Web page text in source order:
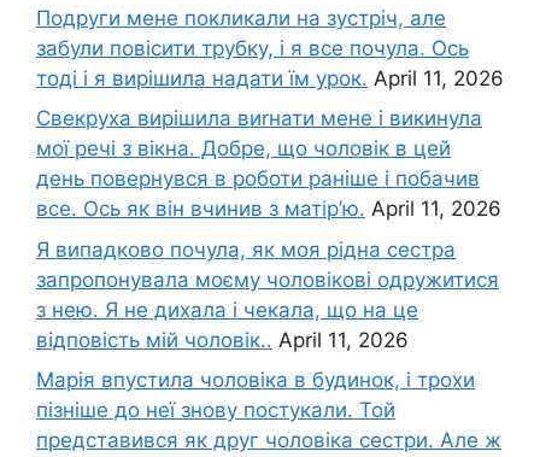
Подруги мене покликали на зустріч, але
забули повісити трубку, і я все почула. Ось
тоді і я вирішила надати їм урок. April 11, 2026
Свекруха вирішила виrнати мене і викинула
мої речі з вікна. Добре, що чоловік в цей
день повернувся в роботи раніше і побачив
все. Ось як він вчинив з матір’ю. April 11, 2026
Я випадково почула, як моя рідна сестра
запропонувала моєму чоловікові одружитися
з нею. Я не дихала і чекала, що на це
відповість мій чоловік.. April 11, 2026
Марія впустила чоловіка в будинок, і трохи
пізніше до неї знову постукали. Той
представився як друг чоловіка сестри. Але ж